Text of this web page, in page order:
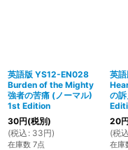
英語版 YS12-EN028
Burden of the Mighty
強者の苦痛 (ノーマル)
1st Edition
30円(税別)
(税込 : 33円)
在庫数 7点
英
の
20円
(税込
在庫